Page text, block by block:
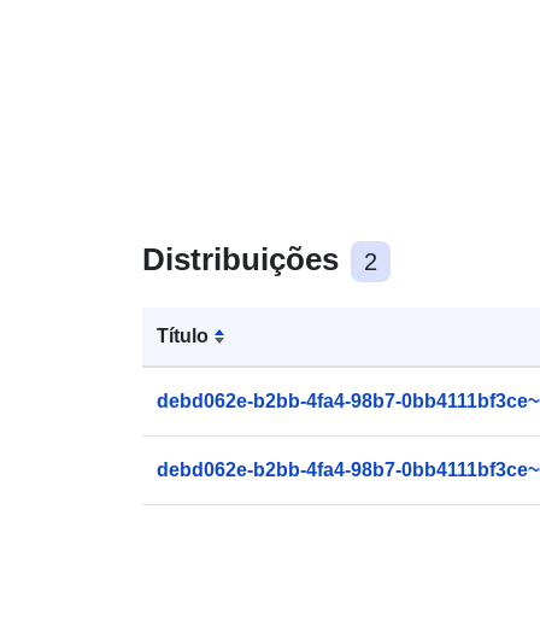
Distribuições 2
Título
debd062e-b2bb-4fa4-98b7-
debd062e-b2bb-4fa4-98b7-